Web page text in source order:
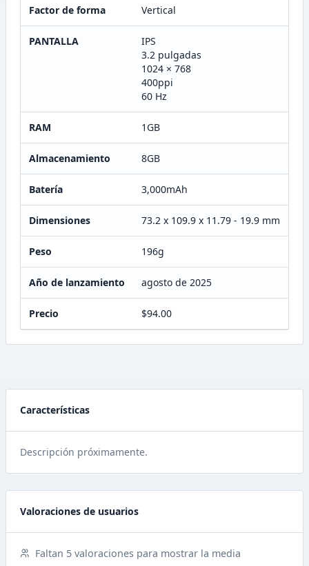
Factor de forma Vertical
PANTALLA
IPS
3.2 pulgadas
1024 × 768
400ppi
60 Hz
RAM 1GB
Almacenamiento 8GB
Batería 3,000mAh
Dimensiones 73.2 x 109.9 x 11.79 - 19.9 mm
Peso 196g
Año de lanzamiento agosto de 2025
Precio $94.00
Características
Descripción próximamente.
Valoraciones de usuarios
Faltan 5 valoraciones para mostrar la media